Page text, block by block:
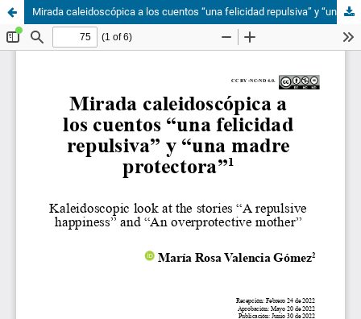
Mirada caleidoscópica a los cuentos “una felicidad repulsiva” y “una madre protectora”